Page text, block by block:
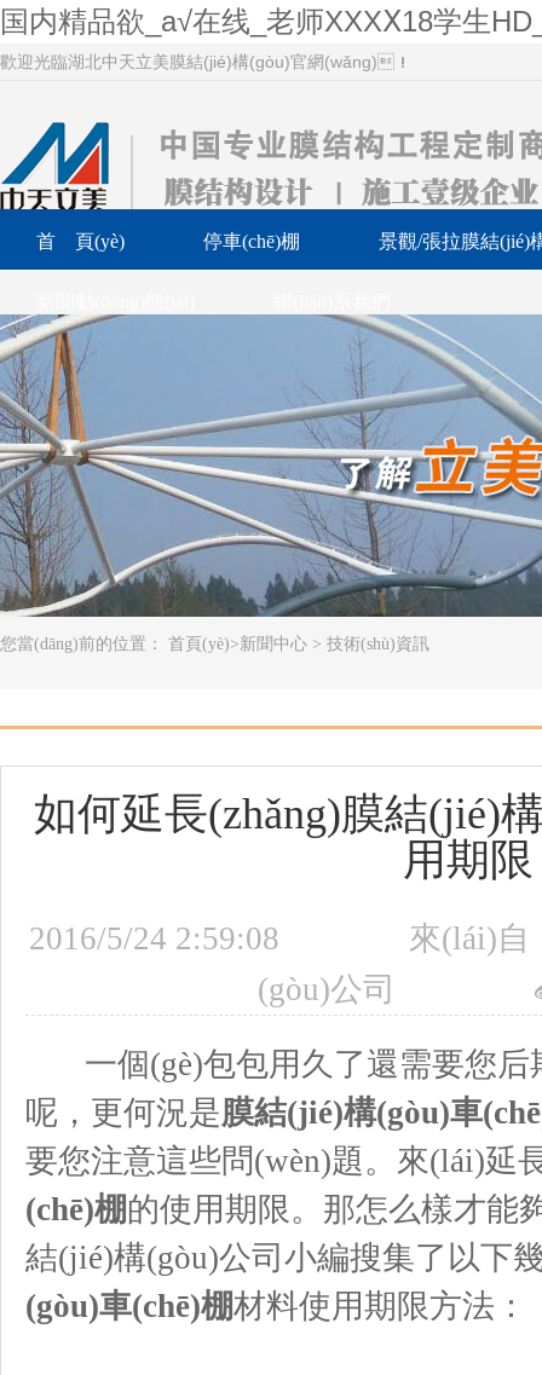
国内精品欲_a√在线_老师XXXⅩ18学生
歡迎光臨湖北中天立美膜結(jié)構(gòu)官網(wǎng)！
首 頁(yè) 停車(chē)棚 景觀/張拉膜結(jié)
您當(dāng)前的位置： 首頁(yè)>新聞中心 > 技術(shù)資訊
如何延長(zhǎng)膜結(jié)
用期限
2016/5/24 2:59:08
來(lái)自
(gòu)公司
一個(gè)包包用久了還需要您后期
呢，更何況是膜結(jié)構(gòu)車
要您注意這些問(wèn)題。來(lái)延
(chē)棚的使用期限。那怎么樣才
結(jié)構(gòu)公司小編搜集了以下
(gòu)車(chē)棚材料使用期限方法：